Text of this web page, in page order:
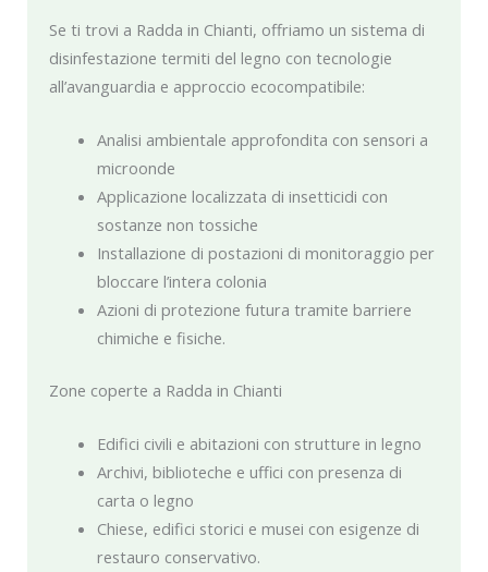
Se ti trovi a Radda in Chianti, offriamo un sistema di
disinfestazione termiti del legno con tecnologie
all’avanguardia e approccio ecocompatibile:
Analisi ambientale approfondita con sensori a
microonde
Applicazione localizzata di insetticidi con
sostanze non tossiche
Installazione di postazioni di monitoraggio per
bloccare l’intera colonia
Azioni di protezione futura tramite barriere
chimiche e fisiche.
Zone coperte a Radda in Chianti
Edifici civili e abitazioni con strutture in legno
Archivi, biblioteche e uffici con presenza di
carta o legno
Chiese, edifici storici e musei con esigenze di
restauro conservativo.